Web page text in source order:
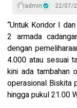
admin 22/07/
“Untuk Koridor I
2 armada
dengan
4.000 atau sesuai
kini ada tambahan
operasional Biskita
hingga pukul 21.00